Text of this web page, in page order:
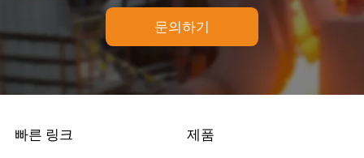
문의하기
빠른 링크 제품